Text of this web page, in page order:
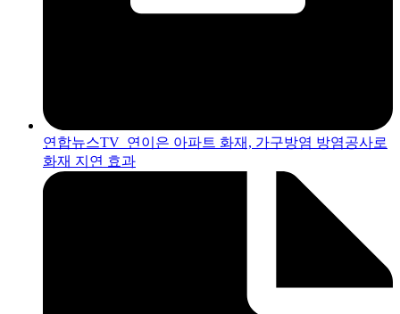
연합뉴스TV_연이은 아파트 화재, 가구방염 방염공사로
화재 지연 효과